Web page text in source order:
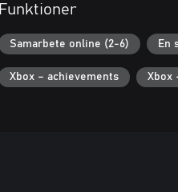
Funktioner
Samarbete online (2-6) En
Xbox – achievements Xbox